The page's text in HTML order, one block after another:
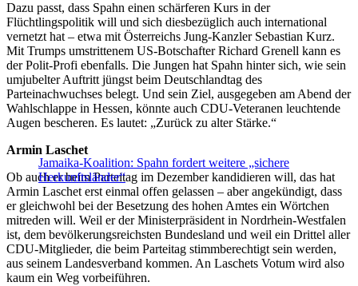
Dazu passt, dass Spahn einen schärferen Kurs in der
Flüchtlingspolitik will und sich diesbezüglich auch international
vernetzt hat – etwa mit Österreichs Jung-Kanzler Sebastian Kurz.
Mit Trumps umstrittenem US-Botschafter Richard Grenell kann es
der Polit-Profi ebenfalls. Die Jungen hat Spahn hinter sich, wie sein
umjubelter Auftritt jüngst beim Deutschlandtag des
Parteinachwuchses belegt. Und sein Ziel, ausgegeben am Abend der
Wahlschlappe in Hessen, könnte auch CDU-Veteranen leuchtende
Augen bescheren. Es lautet: „Zurück zu alter Stärke.“
Jamaika-Koalition: Spahn fordert weitere „sichere
Herkunftsländer“
Armin Laschet
Ob auch er beim Parteitag im Dezember kandidieren will, das hat
Armin Laschet erst einmal offen gelassen – aber angekündigt, dass
er gleichwohl bei der Besetzung des hohen Amtes ein Wörtchen
mitreden will. Weil er der Ministerpräsident in Nordrhein-Westfalen
ist, dem bevölkerungsreichsten Bundesland und weil ein Drittel aller
CDU-Mitglieder, die beim Parteitag stimmberechtigt sein werden,
aus seinem Landesverband kommen. An Laschets Votum wird also
kaum ein Weg vorbeiführen.